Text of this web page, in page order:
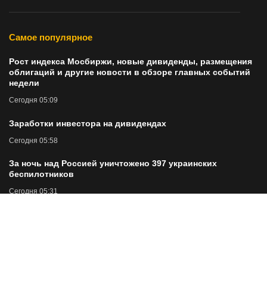
Самое популярное
Рост индекса Мосбиржи, новые дивиденды, размещения
облигаций и другие новости в обзоре главных событий
недели
Сегодня 05:09
Заработки инвестора на дивидендах
Сегодня 05:58
За ночь над Россией уничтожено 397 украинских
беспилотников
Сегодня 05:31